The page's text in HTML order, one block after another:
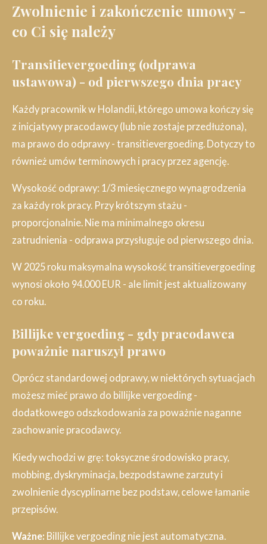
Zwolnienie i zakończenie umowy -
co Ci się należy
Transitievergoeding (odprawa
ustawowa) - od pierwszego dnia pracy
Każdy pracownik w Holandii, którego umowa kończy się
z inicjatywy pracodawcy (lub nie zostaje przedłużona),
ma prawo do odprawy - transitievergoeding. Dotyczy to
również umów terminowych i pracy przez agencję.
Wysokość odprawy: 1/3 miesięcznego wynagrodzenia
za każdy rok pracy. Przy krótszym stażu -
proporcjonalnie. Nie ma minimalnego okresu
zatrudnienia - odprawa przysługuje od pierwszego dnia.
W 2025 roku maksymalna wysokość transitievergoeding
wynosi około 94.000 EUR - ale limit jest aktualizowany
co roku.
Billijke vergoeding - gdy pracodawca
poważnie naruszył prawo
Oprócz standardowej odprawy, w niektórych sytuacjach
możesz mieć prawo do billijke vergoeding -
dodatkowego odszkodowania za poważnie naganne
zachowanie pracodawcy.
Kiedy wchodzi w grę: toksyczne środowisko pracy,
mobbing, dyskryminacja, bezpodstawne zarzuty i
zwolnienie dyscyplinarne bez podstaw, celowe łamanie
przepisów.
Ważne: Billijke vergoeding nie jest automatyczna.